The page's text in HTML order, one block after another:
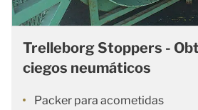
Trelleborg Stoppers -
ciegos neumáticos
Packer para acometidas